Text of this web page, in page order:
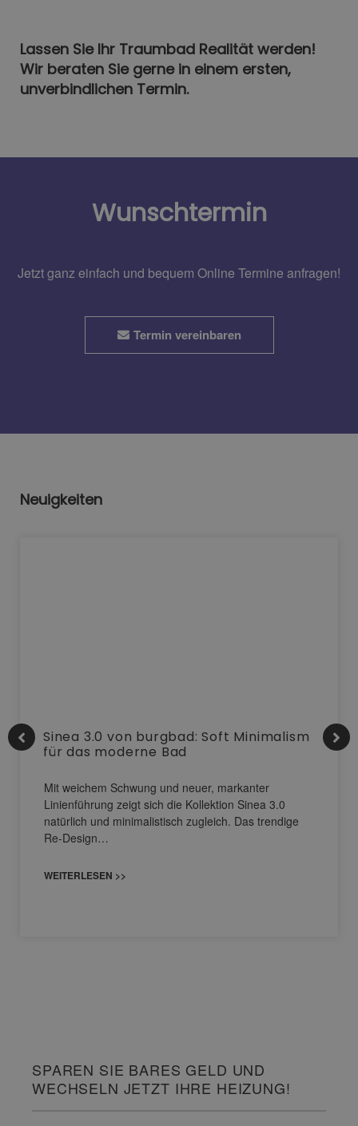
Lassen Sie Ihr Traumbad Realität werden!
Wir beraten Sie gerne in einem ersten,
unverbindlichen Termin.
Wunschtermin
Jetzt ganz einfach und bequem Online Termine anfragen!
Termin vereinbaren
Neuigkeiten
Sinea 3.0 von burgbad: Soft Minimalism
für das moderne Bad
Mit weichem Schwung und neuer, markanter
Linienführung zeigt sich die Kollektion Sinea 3.0
natürlich und minimalistisch zugleich. Das trendige
Re-Design…
WEITERLESEN >>
SPAREN SIE BARES GELD UND
WECHSELN JETZT IHRE HEIZUNG!